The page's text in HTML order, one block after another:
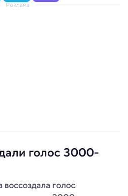
Реклама
голос 3000-
голос